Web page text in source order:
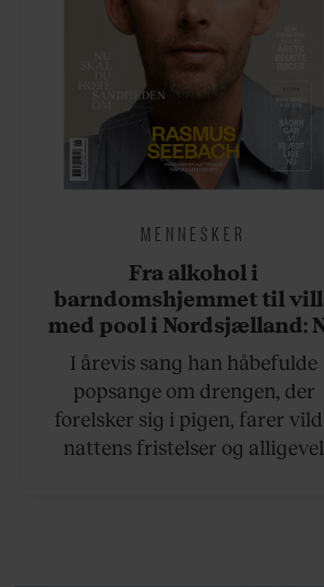
MENNESKER
Fra alkohol i
barndomshjemmet til
med pool i Nordsjælland:
skal du høre sandheden
Rasmus Seebach
I årevis sang han håbefulde
popsange om drengen, der
forelsker sig i pigen, farer
nattens fristelser og alligevel